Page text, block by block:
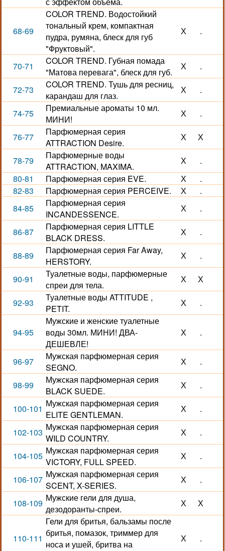
68-69
COLOR TREND. Водостойкий
тональный крем, компактная
пудра, румяна, блеск для губ
"Фруктовый".
Х .
70-71
COLOR TREND. Губная помада
"Матова перевага", блеск для губ.
Х .
72-73
COLOR TREND. Тушь для ресниц,
карандаш для глаз.
Х .
74-75
Премиальные ароматы 10 мл.
МИНИ!
Х .
76-77
Парфюмерная серия
ATTRACTION Desire.
Х Х
78-79
Парфюмерные воды
ATTRACTION, MAXIMA.
Х
.
80-81
Парфюмерная серия EVE. Х
.
82-83
Парфюмерная серия PERCEIVE. Х
.
84-85
Парфюмерная серия
INCANDESSENCE.
Х .
86-87
Парфюмерная серия LITTLE
BLACK DRESS.
Х .
88-89
Парфюмерная серия Far Away,
HERSTORY.
Х .
90-91
Туалетные воды, парфюмерные
спреи для тела.
Х Х
92-93
Туалетные воды ATTITUDE ,
PETIT.
Х .
94-95
Мужские и женские туалетные
воды 30мл. МИНИ! ДВА-
ДЕШЕВЛЕ!
Х .
96-97
Мужская парфюмерная серия
SEGNO.
Х .
98-99
Мужская парфюмерная серия
BLACK SUEDE.
Х .
100-101 Мужская парфюмерная серия
ELITE GENTLEMAN.
Х .
102-103 Мужская парфюмерная серия
WILD COUNTRY.
Х .
104-105 Мужская парфюмерная серия
VICTORY, FULL SPEED.
Х .
106-107 Мужская парфюмерная серия
SCENT, X-SERIES.
Х .
108-109 Мужские гели для душа,
дезодоранты-спреи.
Х Х
110-111
Гели для бритья, бальзамы после
бритья, помазок, триммер для
носа и ушей, бритва на
Х .